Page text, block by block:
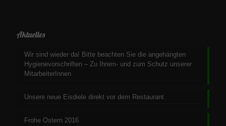
Aktuelles
Wir sind wieder da! Bitte beachten Sie die angehängten
Hygienevorschriften – Zu Ihrem- und zum Schutz unserer
MitarbeiterInnen
Unsere neue Eisdiele direkt vor dem Restaurant
Frohe Ostern 2016